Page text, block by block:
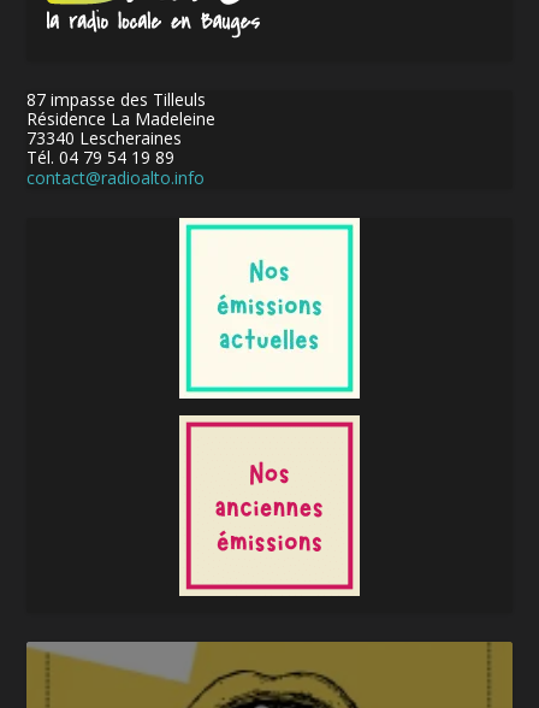
87 impasse des Tilleuls
Résidence La Madeleine
73340 Lescheraines
Tél. 04 79 54 19 89
contact@radioalto.info